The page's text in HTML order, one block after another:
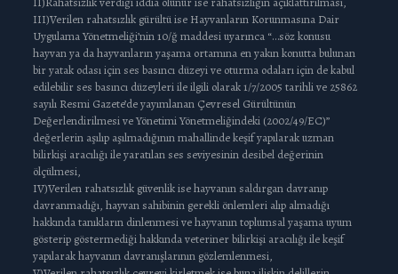
III)Verilen rahatsızlık gürültü ise Hayvanların Korunmasına Dair
Uygulama Yönetmeliği’nin 10/ğ maddesi uyarınca “…söz konusu
hayvan ya da hayvanların yaşama ortamına en yakın konutta bulunan
bir yatak odası için ses basıncı düzeyi ve oturma odaları için de kabul
edilebilir ses basıncı düzeyleri ile ilgili olarak 1/7/2005 tarihli ve 25862
sayılı Resmi Gazete’de yayımlanan Çevresel Gürültünün
Değerlendirilmesi ve Yönetimi Yönetmeliğindeki (2002/49/EC)”
değerlerin aşılıp aşılmadığının mahallinde keşif yapılarak uzman
bilirkişi aracılığı ile yaratılan ses seviyesinin desibel değerinin
ölçülmesi,
IV)Verilen rahatsızlık güvenlik ise hayvanın saldırgan davranıp
davranmadığı, hayvan sahibinin gerekli önlemleri alıp almadığı
hakkında tanıkların dinlenmesi ve hayvanın toplumsal yaşama uyum
gösterip göstermediği hakkında veteriner bilirkişi aracılığı ile keşif
yapılarak hayvanın davranışlarının gözlemlenmesi,